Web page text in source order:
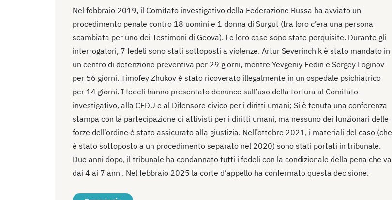
Nel febbraio 2019, il Comitato investigativo della Federazione Russa ha avviato un
procedimento penale contro 18 uomini e 1 donna di Surgut (tra loro c’era una persona
scambiata per uno dei Testimoni di Geova). Le loro case sono state perquisite. Durante gli
interrogatori, 7 fedeli sono stati sottoposti a violenze. Artur Severinchik è stato mandato in
un centro di detenzione preventiva per 29 giorni, mentre Yevgeniy Fedin e Sergey Loginov
per 56 giorni. Timofey Zhukov è stato ricoverato illegalmente in un ospedale psichiatrico
per 14 giorni. I fedeli hanno presentato denunce sull’uso della tortura al Comitato
investigativo, alla CEDU e al Difensore civico per i diritti umani; Si è tenuta una conferenza
stampa con la partecipazione di attivisti per i diritti umani, ma nessuno dei funzionari delle
forze dell’ordine è stato assicurato alla giustizia. Nell’ottobre 2021, i materiali del caso (che
è stato sottoposto a un procedimento separato nel 2020) sono stati portati in tribunale.
Due anni dopo, il tribunale ha condannato tutti i fedeli con la condizionale della pena che va
dai 4 ai 7 anni. Nel febbraio 2025 la corte d’appello ha confermato questa decisione.